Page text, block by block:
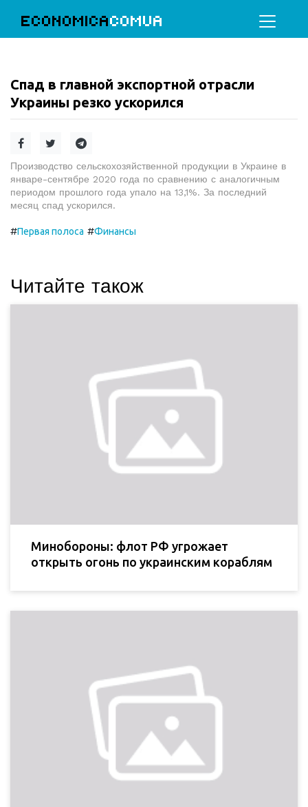
ECONOMICACOMUA
Спад в главной экспортной отрасли
Украины резко ускорился
Производство сельскохозяйственной продукции в Украине в
январе-сентябре 2020 года по сравнению с аналогичным
периодом прошлого года упало на 13,1%. За последний
месяц спад ускорился.
#Первая полоса #Финансы
Читайте також
Минобороны: флот РФ угрожает
открыть огонь по украинским кораблям